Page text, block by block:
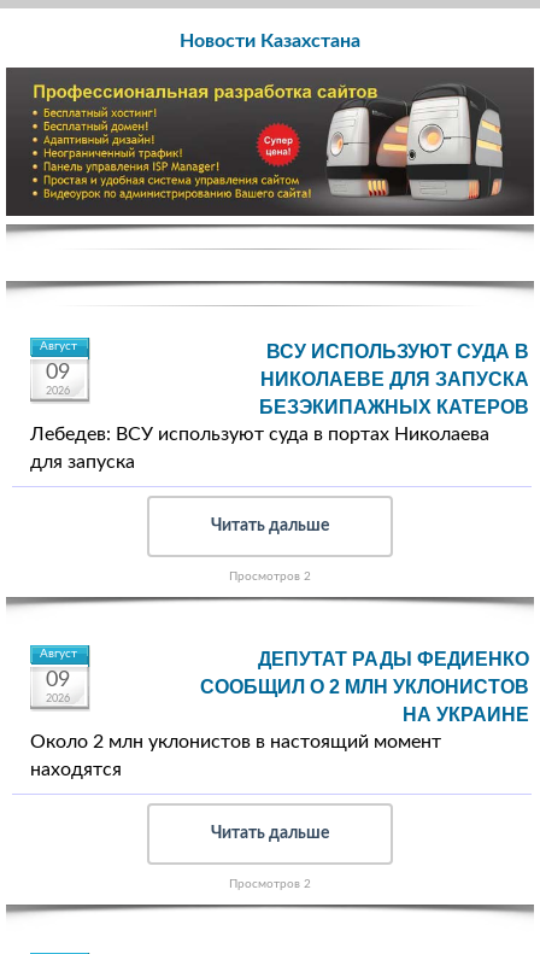
Новости Казахстана
Август
09
2026
ВСУ ИСПОЛЬЗУЮТ СУДА В
НИКОЛАЕВЕ ДЛЯ ЗАПУСКА
БЕЗЭКИПАЖНЫХ КАТЕРОВ
Лебедев: ВСУ используют суда в портах Николаева
для запуска
Читать дальше
Просмотров 2
Август
09
2026
ДЕПУТАТ РАДЫ ФЕДИЕНКО
СООБЩИЛ О 2 МЛН УКЛОНИСТОВ
НА УКРАИНЕ
Около 2 млн уклонистов в настоящий момент
находятся
Читать дальше
Просмотров 2